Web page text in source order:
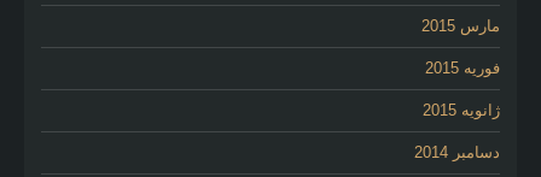
مارس 2015
فوریه 2015
ژانویه 2015
دسامبر 2014